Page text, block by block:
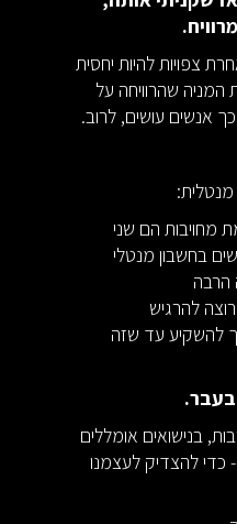
צפויות להיות יחסית
המניה שהרוויחה על
אנשים עושים, לרוב.
מחויבות הם שני
בחשבון מנטלי
הרבה
להרגיש
להשקיע עד שזה
בנישואים אומללים
- כדי להצדיק לעצמנו